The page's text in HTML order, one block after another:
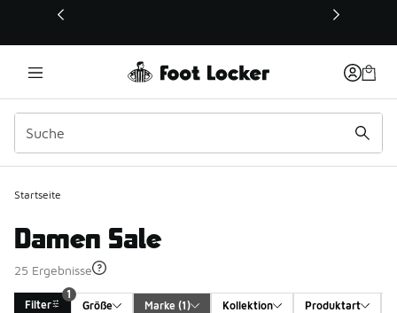
Dieser Link öffnet sich in einem neuen Fenster
Startseite
Damen Sale
25 Ergebnisse
Filter
1
Größe
Marke (1) Kollektion Produktart